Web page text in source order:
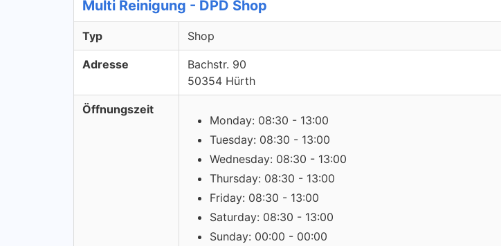
Multi Reinigung - DPD Shop
Typ Shop
Adresse
Bachstr. 90
50354 Hürth
Öffnungszeit
Monday: 08:30 - 13:00
Tuesday: 08:30 - 13:00
Wednesday: 08:30 - 13:00
Thursday: 08:30 - 13:00
Friday: 08:30 - 13:00
Saturday: 08:30 - 13:00
Sunday: 00:00 - 00:00